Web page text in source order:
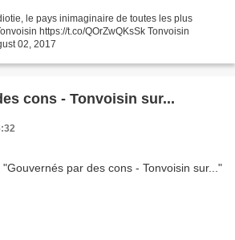
le pays inimaginaire de toutes les plus
https://t.co/QOrZwQKsSk Tonvoisin
02, 2017
cons - Tonvoisin sur...